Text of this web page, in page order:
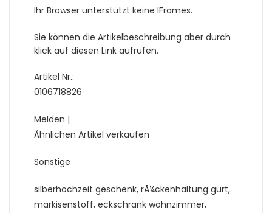
Ihr Browser unterstützt keine IFrames.
Sie können die Artikelbeschreibung aber durch
klick auf diesen Link aufrufen.
Artikel Nr.:
0106718826
Melden |
Ähnlichen Artikel verkaufen
Sonstige
silberhochzeit geschenk, rÃ¼ckenhaltung gurt,
markisenstoff, eckschrank wohnzimmer,